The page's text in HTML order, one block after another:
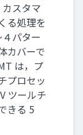
スタマ
る処理を
パター
カバーで
は，プ
プロセッ
ツールチ
きる 5